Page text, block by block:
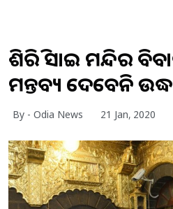
ଶିରିଡି ସାଇ ମନ୍ଦିର
ମନ୍ତବ୍ୟ ଦେବେନି
By - Odia News 21 Jan, 2020